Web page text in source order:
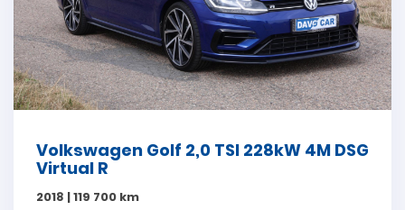
Volkswagen Golf 2,0 TSI 228kW 4M DSG
Virtual R
2018 | 119 700 km